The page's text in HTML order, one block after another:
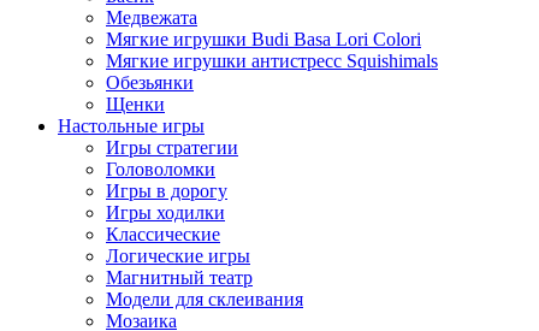
Медвежата
Мягкие игрушки Budi Basa Lori Colori
Мягкие игрушки антистресс Squishimals
Обезьянки
Щенки
Настольные игры
Игры стратегии
Головоломки
Игры в дорогу
Игры ходилки
Классические
Логические игры
Магнитный театр
Модели для склеивания
Мозаика